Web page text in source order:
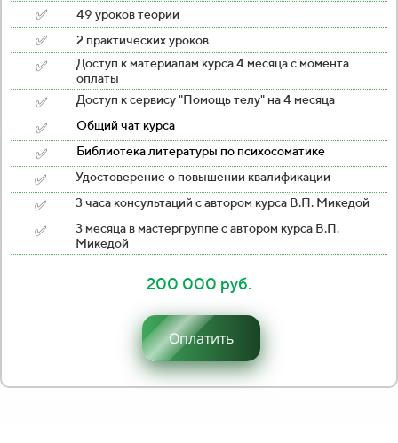
✅ 49 уроков теории
✅ 2 практических уроков
✅
Доступ к материалам курса 4 месяца с момента
оплаты
✅ Доступ к сервису "Помощь телу" на 4 месяца
✅ Общий чат курса
✅ Библиотека литературы по психосоматике
✅ Удостоверение о повышении квалификации
✅ 3 часа консультаций с автором курса В.П. Микедой
✅
3 месяца в мастергруппе с автором курса В.П.
Микедой
200 000 руб.
Оплатить